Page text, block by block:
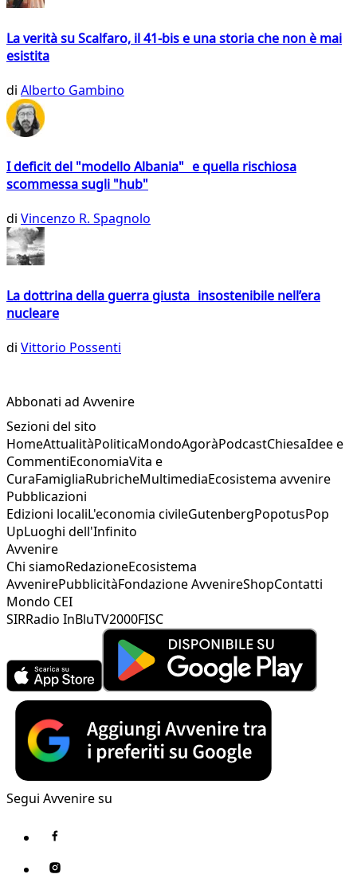
La verità su Scalfaro, il 41-bis e una storia che non è mai
esistita
di Alberto Gambino
I deficit del "modello Albania" e quella rischiosa
scommessa sugli "hub"
di Vincenzo R. Spagnolo
La dottrina della guerra giusta insostenibile nell’era
nucleare
di Vittorio Possenti
Abbonati ad Avvenire
Sezioni del sito
HomeAttualitàPoliticaMondoAgoràPodcastChiesaIdee e
CommentiEconomiaVita e
CuraFamigliaRubricheMultimediaEcosistema avvenire
Pubblicazioni
Edizioni localiL'economia civileGutenbergPopotusPop
UpLuoghi dell'Infinito
Avvenire
Chi siamoRedazioneEcosistema
AvvenirePubblicitàFondazione AvvenireShopContatti
Mondo CEI
SIRRadio InBluTV2000FISC
Segui Avvenire su